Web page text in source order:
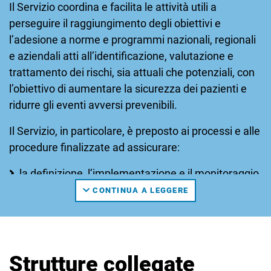
Il Servizio coordina e facilita le attività utili a
perseguire il raggiungimento degli obiettivi e
l’adesione a norme e programmi nazionali, regionali
e aziendali atti all’identificazione, valutazione e
trattamento dei rischi, sia attuali che potenziali, con
l’obiettivo di aumentare la sicurezza dei pazienti e
ridurre gli eventi avversi prevenibili.
Il Servizio, in particolare, è preposto ai processi e alle
procedure finalizzate ad assicurare:
la definizione, l’implementazione e il monitoraggio
del piano di Rischio clinico aziendale;
l’implementazione e il coordinamento a livello
la gestione strutturata degli eventi avversi
CONTINUA A LEGGERE
Strutture collegate